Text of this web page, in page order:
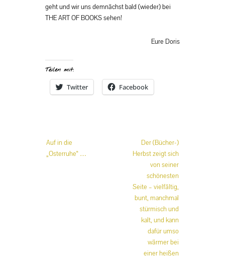
geht und wir uns demnächst bald (wieder) bei
THE ART OF BOOKS sehen!
Eure Doris
Teilen mit:
Twitter Facebook
Beitrags-
Navigation
Auf in die
„Osterruhe“ …
Der (Bücher-)
Herbst zeigt sich
von seiner
schönesten
Seite – vielfältig,
bunt, manchmal
stürmisch und
kalt, und kann
dafür umso
wärmer bei
einer heißen